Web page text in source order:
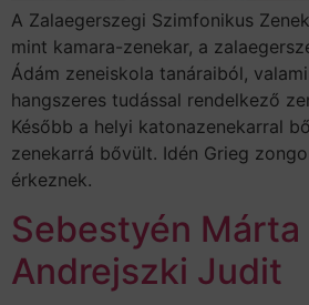
A Zalaegerszegi Szimfonikus
mint kamara-zenekar, a
Ádám zeneiskola tanáraiból,
hangszeres tudással rendelkező
Később a helyi katonazenekarral
zenekarrá bővült. Idén Grieg
érkeznek.
Sebestyén Márta
Andrejszki Judit